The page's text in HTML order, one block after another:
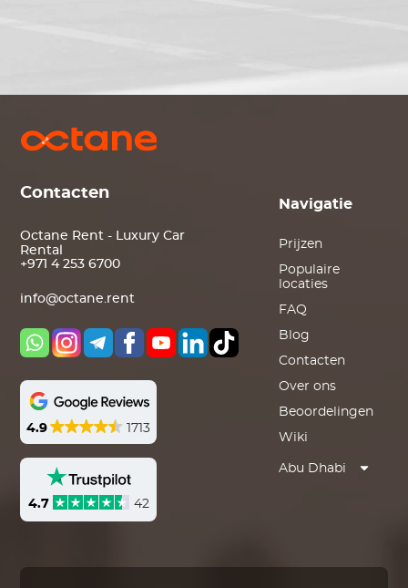
Contacten
Octane Rent - Luxury Car
Rental
+971 4 253 6700
info@octane.rent
4.9 1713
4.7 42
Navigatie
Prijzen
Populaire
locaties
FAQ
Blog
Contacten
Over ons
Beoordelingen
Wiki
Abu Dhabi